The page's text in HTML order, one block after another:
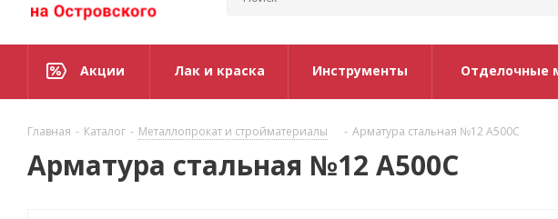
Акции Лак и краска Инструменты Отделочные
Главная - Каталог - Металлопрокат и стройматериалы - Арматура стальная №12 А500С
Арматура стальная №12 А500С